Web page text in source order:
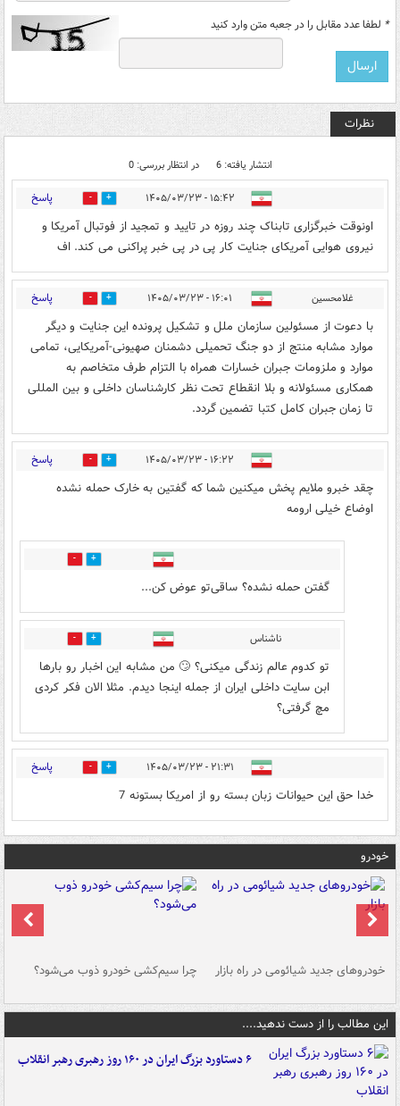
* لطفا عدد مقابل را در جعبه متن وارد کنید
نظرات
انتشار یافته: 6 در انتظار بررسی: 0
۱۵:۴۲ - ۱۴۰۵/۰۳/۲۳ 5 پاسخ
اونوقت خبرگزاری تابناک چند روزه در تایید و تمجید از فوتبال آمریکا و
نیروی هوایی آمریکای جنایت کار پی در پی خبر پراکنی می کند. اف
غلامحسین ۱۶:۰۱ - ۱۴۰۵/۰۳/۲۳ 2 پاسخ
با دعوت از مسئولین سازمان ملل و تشکیل پرونده این جنایت و دیگر
موارد مشابه منتج از دو جنگ تحمیلی دشمنان صهیونی-آمریکایی، تمامی
موارد و ملزومات جبران خسارات همراه با التزام طرف متخاصم به
همکاری مسئولانه و بلا انقطاع تحت نظر کارشناسان داخلی و بین المللی
تا زمان جبران کامل کتبا تضمین گردد.
۱۶:۲۲ - ۱۴۰۵/۰۳/۲۳ 0 پاسخ
چقد خبرو ملایم پخش میکنین شما که گفتین به خارک حمله نشده
اوضاع خیلی ارومه
3
گفتن حمله نشده؟ ساقی‌تو عوض کن...
ناشناس 0
تو کدوم عالم زندگی میکنی؟ 🙄 من مشابه این اخبار رو بارها
ابن سایت داخلی ایران از جمله اینجا دیدم. مثلا الان فکر کردی
مچ گرفتی؟
۲۱:۳۱ - ۱۴۰۵/۰۳/۲۳ 0 پاسخ
خدا حق این حیوانات زبان بسته رو از امریکا بستونه 7
خودرو
خودروهای جدید شیائومی در راه بازار چرا سیم‌کشی خودرو ذوب می‌شود؟
این مطالب را از دست ندهید....
۶ دستاورد بزرگ ایران در ۱۶۰ روز رهبری رهبر انقلاب